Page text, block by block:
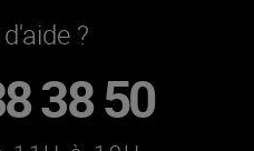
?
38 50